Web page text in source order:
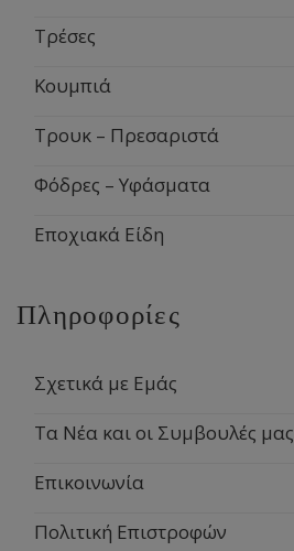
Τρέσες
Κουμπιά
Τρουκ – Πρεσαριστά
Φόδρες – Υφάσματα
Εποχιακά Είδη
Πληροφορίες
Σχετικά με Εμάς
Τα Νέα και οι Συμβουλές μας
Επικοινωνία
Πολιτική Επιστροφών